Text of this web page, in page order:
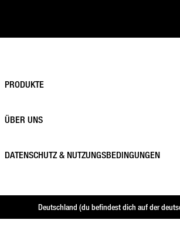
PRODUKTE
ÜBER UNS
DATENSCHUTZ & NUTZUNGSBEDINGUNGEN
Deutschland (du befindest dich auf der